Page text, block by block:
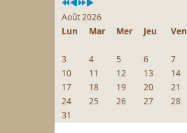
Août 2026
Lun
Mar Mer Jeu Ven
3
4 5 6 7
10
11 12 13 14
17
18 19 20 21
24
25 26 27 28
31